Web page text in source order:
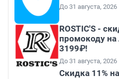
До 31 августа, 2026
ROSTIC'S -
промокоду на
3199₽!
До 31 августа, 2026
Скидка 11%